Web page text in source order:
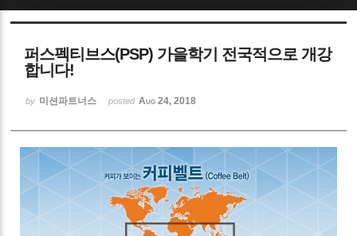
퍼스펙티브스(PSP) 가을학기 전국적으로 개강
합니다!
by 미션파트너스 posted Aug 24, 2018
Sketchbook5, 스케치북5
Sketchbook5, 스케치북5